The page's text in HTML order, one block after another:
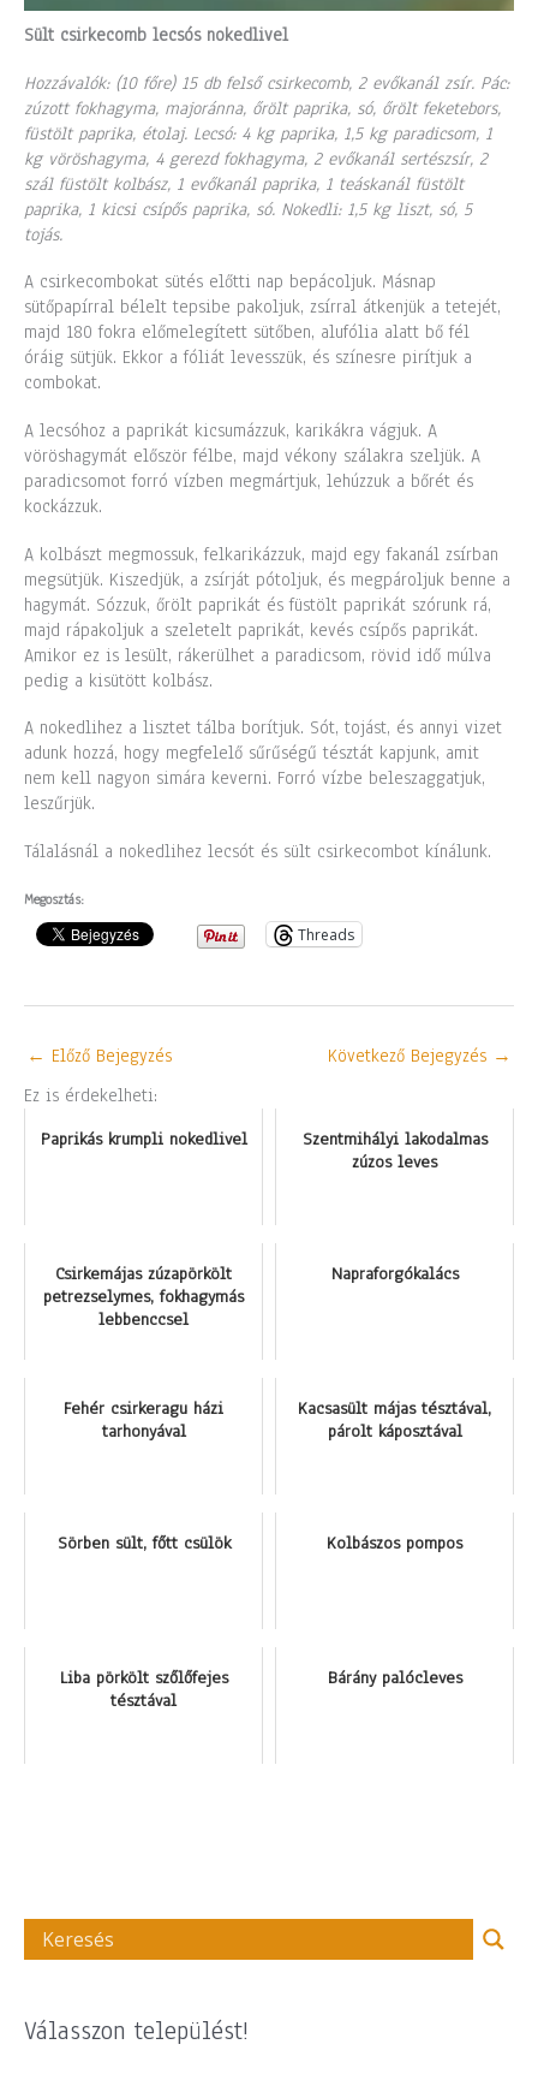
Sült csirkecomb lecsós nokedlivel
Hozzávalók: (10 főre) 15 db felső csirkecomb, 2 evőkanál zsír. Pác:
zúzott fokhagyma, majoránna, őrölt paprika, só, őrölt feketebors,
füstölt paprika, étolaj. Lecsó: 4 kg paprika, 1,5 kg paradicsom, 1
kg vöröshagyma, 4 gerezd fokhagyma, 2 evőkanál sertészsír, 2
szál füstölt kolbász, 1 evőkanál paprika, 1 teáskanál füstölt
paprika, 1 kicsi csípős paprika, só. Nokedli: 1,5 kg liszt, só, 5
tojás.
A csirkecombokat sütés előtti nap bepácoljuk. Másnap
sütőpapírral bélelt tepsibe pakoljuk, zsírral átkenjük a tetejét,
majd 180 fokra előmelegített sütőben, alufólia alatt bő fél
óráig sütjük. Ekkor a fóliát levesszük, és színesre pirítjuk a
combokat.
A lecsóhoz a paprikát kicsumázzuk, karikákra vágjuk. A
vöröshagymát először félbe, majd vékony szálakra szeljük. A
paradicsomot forró vízben megmártjuk, lehúzzuk a bőrét és
kockázzuk.
A kolbászt megmossuk, felkarikázzuk, majd egy fakanál zsírban
megsütjük. Kiszedjük, a zsírját pótoljuk, és megpároljuk benne a
hagymát. Sózzuk, őrölt paprikát és füstölt paprikát szórunk rá,
majd rápakoljuk a szeletelt paprikát, kevés csípős paprikát.
Amikor ez is lesült, rákerülhet a paradicsom, rövid idő múlva
pedig a kisütött kolbász.
A nokedlihez a lisztet tálba borítjuk. Sót, tojást, és annyi vizet
adunk hozzá, hogy megfelelő sűrűségű tésztát kapjunk, amit
nem kell nagyon simára keverni. Forró vízbe beleszaggatjuk,
leszűrjük.
Tálalásnál a nokedlihez lecsót és sült csirkecombot kínálunk.
Megosztás:
Threads
← Előző Bejegyzés Következő Bejegyzés →
Ez is érdekelheti:
Paprikás krumpli nokedlivel
Szentmihályi lakodalmas
zúzos leves
Csirkemájas zúzapörkölt
petrezselymes, fokhagymás
lebbenccsel
Napraforgókalács
Fehér csirkeragu házi
tarhonyával
Kacsasült májas tésztával,
párolt káposztával
Sörben sült, főtt csülök Kolbászos pompos
Liba pörkölt szőlőfejes
tésztával
Bárány palócleves
Válasszon települést!